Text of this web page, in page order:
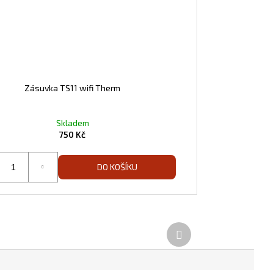
Zásuvka TS11 wifi Therm
Skladem
750 Kč
DO KOŠÍKU
Další
produkt